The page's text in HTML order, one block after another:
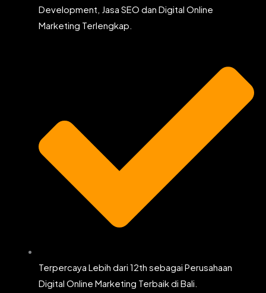
Development, Jasa SEO dan Digital Online
Marketing Terlengkap.
Terpercaya Lebih dari 12th sebagai Perusahaan
Digital Online Marketing Terbaik di Bali.